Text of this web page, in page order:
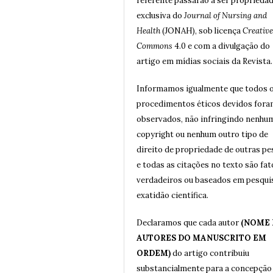
exclusiva do Journal of Nursing and
Health(JONAH), sob licençaCreative
Commons 4.0 e com a divulgação do
artigo em mídias sociais da Revista.
Informamos igualmente que todos
procedimentos éticos devidos
observados, não infringindo
copyright ou nenhum outro tipo de
direito de propriedade de outras
e todas as citações no texto são
verdadeiros ou baseados em
exatidão científica.
Declaramos que cada autor(NOME
AUTORES DO MANUSCRITO EM
ORDEM)do artigo contribuiu
substancialmente para a concepção